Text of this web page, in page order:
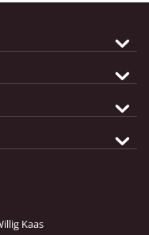
Kaas